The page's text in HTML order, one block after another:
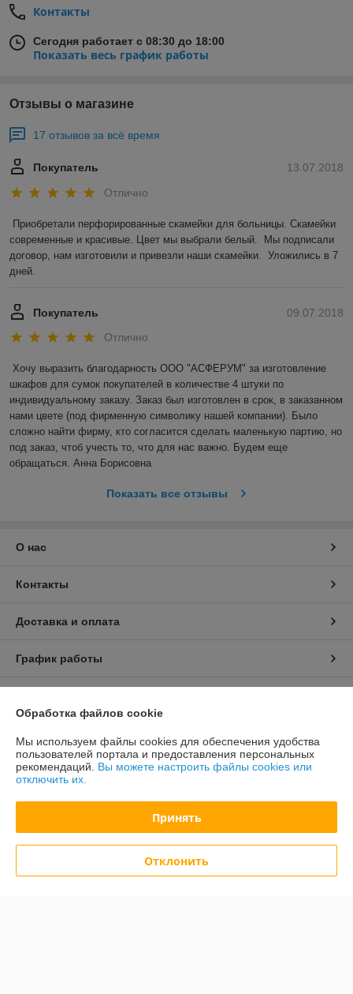
Контакты
Сегодня работает с 08:30 до 18:00
Показать весь график работы
Отзывы о магазине
17 отзывов за всё время
13.07.2018
Покупатель
Отлично
Приобретали перфорированные скамейки для больницы. Скамейки
современные и красивые. Цвет мы выбрали белый.  Мы подписали
договор, нам изготовили и привезли наши скамейки.  Уложились в 7
дней.
09.07.2018
Покупатель
Отлично
Хочу выразить благодарность ООО "АСФЕРУМ" за изготовление
шкафов для сумок покупателей в количестве 4 штуки по
индивидуальному заказу. Заказ был изготовлен в срок, в заказанном
нами цвете (под фирменную символику нашей компании). Было
сложно найти фирму, кто согласится сделать маленькую партию, но
под заказ, чтоб учесть то, что для нас важно. Будем еще
обращаться. Анна Борисовна
Показать все отзывы
О нас
Контакты
Доставка и оплата
График работы
Сайт создан на платформе Deal.by
Информация для покупателя
Юридическое лицо:ООО "АСФЕРУМ"
220039, г. Минск, ул. Чкалова, 12, офис 208
Обработка файлов cookie
Мы используем файлы cookies для обеспечения удобства
пользователей портала и предоставления персональных
рекомендаций. Вы можете настроить файлы cookies или
отключить их.
Принять
Отклонить